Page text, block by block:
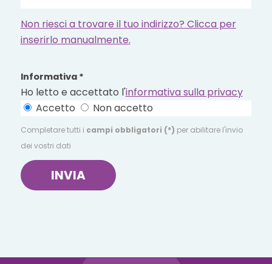
Non riesci a trovare il tuo indirizzo? Clicca per
inserirlo manualmente.
Informativa *
Ho letto e accettato l'informativa sulla privacy
Accetto
Non accetto
Completare tutti i campi obbligatori (*) per abilitare l'invio
dei vostri dati
INVIA